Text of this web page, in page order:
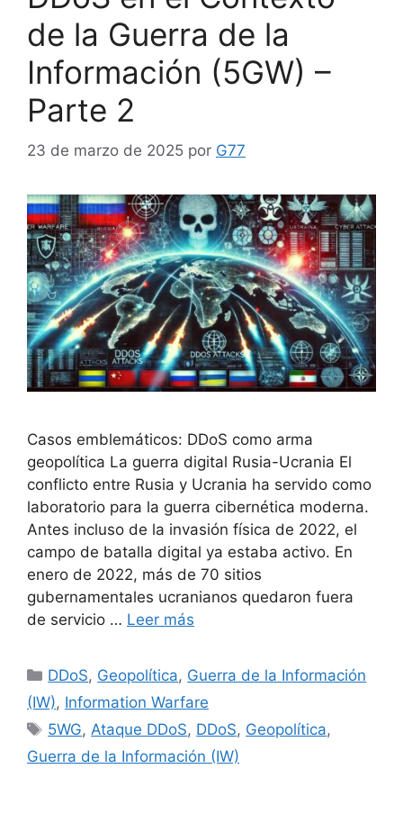
de la Guerra de la
Información (5GW) –
Parte 2
23 de marzo de 2025 por G77
Casos emblemáticos: DDoS como arma
geopolítica La guerra digital Rusia-Ucrania El
conflicto entre Rusia y Ucrania ha servido como
laboratorio para la guerra cibernética moderna.
Antes incluso de la invasión física de 2022, el
campo de batalla digital ya estaba activo. En
enero de 2022, más de 70 sitios
gubernamentales ucranianos quedaron fuera
de servicio … Leer más
Categorías
DDoS, Geopolítica, Guerra de la Información
(IW), Information Warfare
Etiquetas
5WG,Ataque DDoS, DDoS, Geopolítica,
Guerra de la Información (IW)